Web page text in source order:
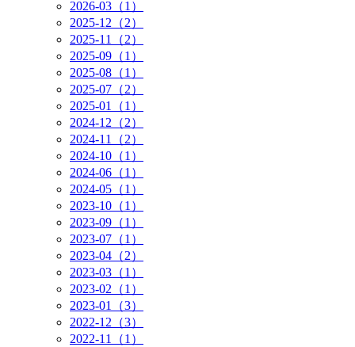
2026-03（1）
2025-12（2）
2025-11（2）
2025-09（1）
2025-08（1）
2025-07（2）
2025-01（1）
2024-12（2）
2024-11（2）
2024-10（1）
2024-06（1）
2024-05（1）
2023-10（1）
2023-09（1）
2023-07（1）
2023-04（2）
2023-03（1）
2023-02（1）
2023-01（3）
2022-12（3）
2022-11（1）